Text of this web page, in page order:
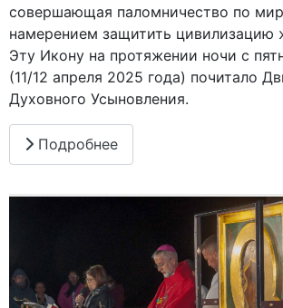
совершающая паломничество по
намерением защитить цивилизацию
Эту Икону на протяжении ночи с
(11/12 апреля 2025 года) почитало
Духовного Усыновления.
Подробнее